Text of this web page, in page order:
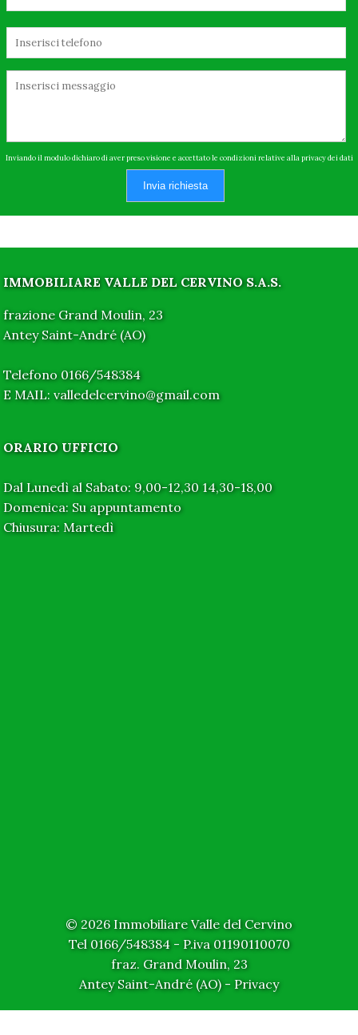
Inviando il modulo dichiaro di aver preso visione e accettato le condizioni relative alla privacy dei dati
Invia richiesta
IMMOBILIARE VALLE DEL CERVINO S.A.S.
frazione Grand Moulin, 23
Antey Saint-André (AO)
Telefono 0166/548384
E MAIL: valledelcervino@gmail.com
ORARIO UFFICIO
Dal Lunedì al Sabato: 9,00-12,30 14,30-18,00
Domenica: Su appuntamento
Chiusura: Martedì
© 2026 Immobiliare Valle del Cervino
Tel 0166/548384 - P.iva 01190110070
fraz. Grand Moulin, 23
Antey Saint-André (AO) - Privacy